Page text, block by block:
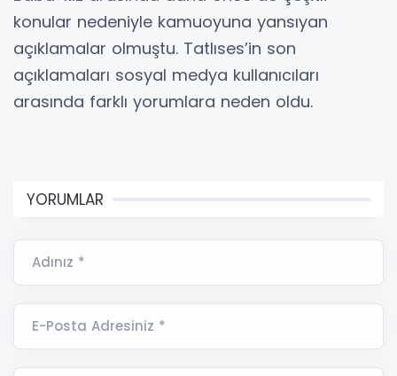
konular nedeniyle kamuoyuna yansıyan
açıklamalar olmuştu. Tatlıses’in son
açıklamaları sosyal medya kullanıcıları
arasında farklı yorumlara neden oldu.
YORUMLAR
Adınız *
E-Posta Adresiniz *